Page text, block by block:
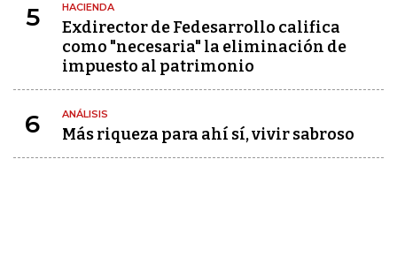
5 HACIENDA
Exdirector de Fedesarrollo califica
como "necesaria" la eliminación de
impuesto al patrimonio
6 ANÁLISIS
Más riqueza para ahí sí, vivir sabroso